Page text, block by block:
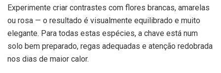
Experimente criar contrastes com flores brancas, amarelas
ou rosa — o resultado é visualmente equilibrado e muito
elegante. Para todas estas espécies, a chave está num
solo bem preparado, regas adequadas e atenção redobrada
nos dias de maior calor.